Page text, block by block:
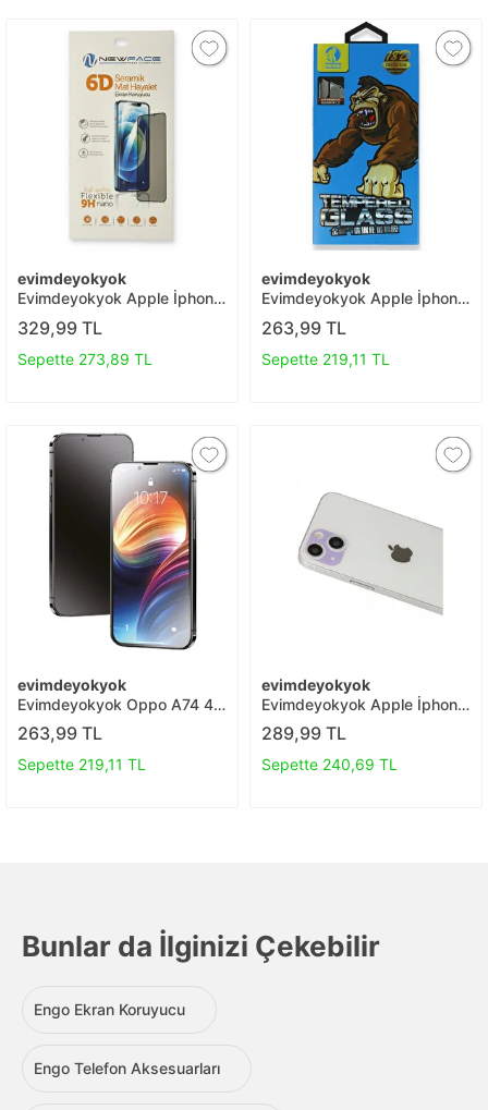
evimdeyokyok
Evimdeyokyok Apple İphone
12 Pro Max 6d Mat Seramik
Hayalet Nano Ekran
Koruyucu T20
329,99 TL
Sepette 273,89 TL
evimdeyokyok
Evimdeyokyok Apple İphone
14 Pro 18d Cam Ekran
Koruyucu T20
263,99 TL
Sepette 219,11 TL
evimdeyokyok
Evimdeyokyok Oppo A74 4g
3d Antistatik Mat Seramik
Nano Ekran Koruyucu T20
263,99 TL
Sepette 219,11 TL
evimdeyokyok
Evimdeyokyok Apple İphone
13 Rainbow Kamera Lens
Koruma Cam - Mor T20
289,99 TL
Sepette 240,69 TL
Bunlar da İlginizi Çekebilir
Engo Ekran Koruyucu
Engo Telefon Aksesuarları